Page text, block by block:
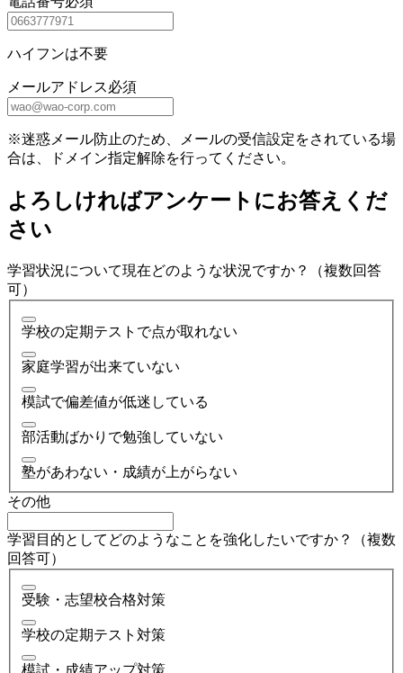
ハイフンは不要
メールアドレス必須
※迷惑メール防止のため、メールの受信設定をされている場
合は、ドメイン指定解除を行ってください。
よろしければアンケートにお答えくだ
さい
学習状況について現在どのような状況ですか？（複数回答
可）
学校の定期テストで点が取れない
家庭学習が出来ていない
模試で偏差値が低迷している
部活動ばかりで勉強していない
塾があわない・成績が上がらない
その他
学習目的としてどのようなことを強化したいですか？（複数
回答可）
受験・志望校合格対策
学校の定期テスト対策